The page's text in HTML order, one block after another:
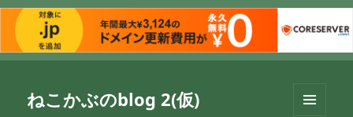
ねこかぶのblog 2(仮)